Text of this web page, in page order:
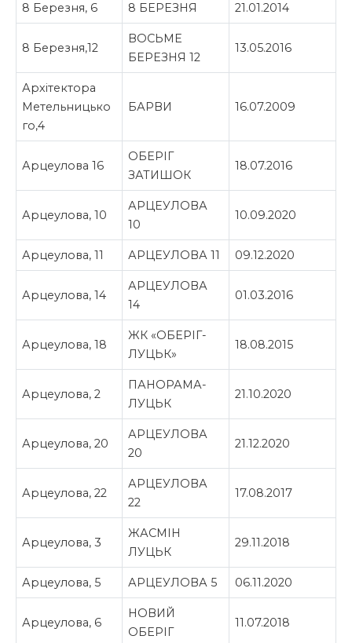
8 Березня, 6 8 БЕРЕЗНЯ 21.01.2014
8 Березня,12
ВОСЬМЕ
БЕРЕЗНЯ 12
13.05.2016
Архітектора
Метельницько
го,4
БАРВИ 16.07.2009
Арцеулова 16
ОБЕРІГ
ЗАТИШОК
18.07.2016
Арцеулова, 10
АРЦЕУЛОВА
10
10.09.2020
Арцеулова, 11 АРЦЕУЛОВА 11 09.12.2020
Арцеулова, 14
АРЦЕУЛОВА
14
01.03.2016
Арцеулова, 18
ЖК «ОБЕРІГ-
ЛУЦЬК»
18.08.2015
Арцеулова, 2
ПАНОРАМА-
ЛУЦЬК
21.10.2020
Арцеулова, 20
АРЦЕУЛОВА
20
21.12.2020
Арцеулова, 22
АРЦЕУЛОВА
22
17.08.2017
Арцеулова, 3
ЖАСМІН
ЛУЦЬК
29.11.2018
Арцеулова, 5 АРЦЕУЛОВА 5 06.11.2020
Арцеулова, 6
НОВИЙ
ОБЕРІГ
11.07.2018